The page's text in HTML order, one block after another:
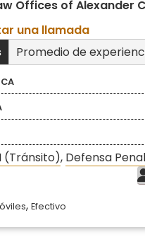
Offices of Alexander
una llamada
Promedio de
(Tránsito), Defensa Penal
, Efectivo